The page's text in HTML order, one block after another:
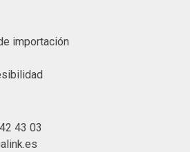
importación
43 03